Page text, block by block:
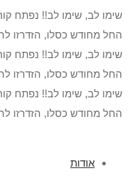
שימו לב, שימו לב!! נפתח
החל מחודש כסלו, הזדרזו
שימו לב, שימו לב!! נפתח
החל מחודש כסלו, הזדרזו
שימו לב, שימו לב!! נפתח
החל מחודש כסלו, הזדרזו
אודות